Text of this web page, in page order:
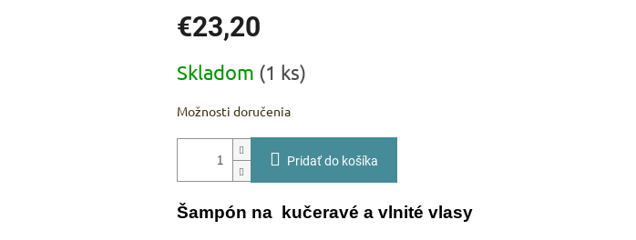
€23,20
cena:
Skladom (1 ks)
Možnosti doručenia
Pridať do košíka
Šampón na kučeravé a vlnité vlasy